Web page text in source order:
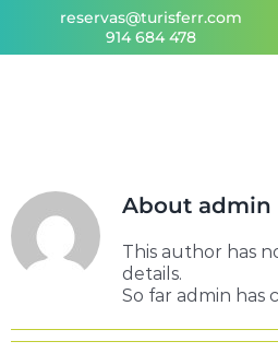
content
reservas@turisferr.com
914 684 478
About admin
This author has
details.
So far admin has